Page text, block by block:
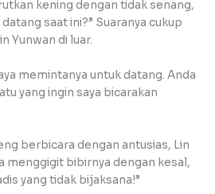
kening dengan tidak senang,
saat ini?” Suaranya cukup
Yunwan di luar.
memintanya untuk datang. Anda
yang ingin saya bicarakan
berbicara dengan antusias, Lin
menggigit bibirnya dengan kesal,
yang tidak bijaksana!”